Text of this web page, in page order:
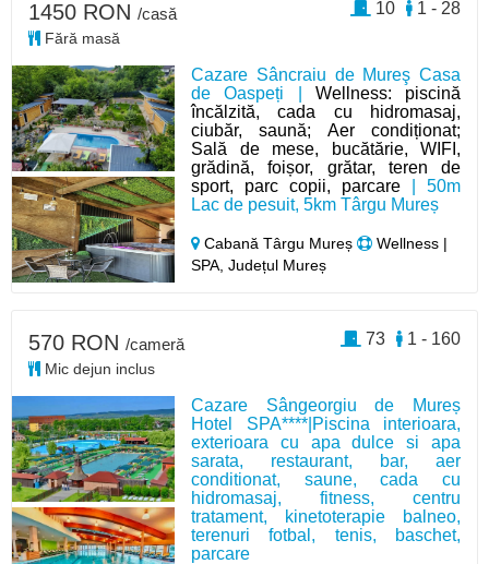
Cazare Sâncraiu de Mureş Casa
de Oaspeți | Wellness: piscină
încălzită, cada cu hidromasaj,
ciubăr, saună; Aer condiționat;
Sală de mese, bucătărie, WIFI,
grădină, foișor, grătar, teren de
sport, parc copii, parcare | 50m
Lac de pesuit, 5km Târgu Mureș
Cabană Târgu Mureș
Wellness |
SPA, Județul Mureș
1450 RON /casă
Fără masă
1 - 28
10
Cazare Sângeorgiu de Mureș
Hotel SPA****|Piscina interioara,
exterioara cu apa dulce si apa
sarata, restaurant, bar, aer
conditionat, saune, cada cu
hidromasaj, fitness, centru
tratament, kinetoterapie balneo,
terenuri fotbal, tenis, baschet,
parcare
570 RON /cameră
Mic dejun inclus
1 - 160
73